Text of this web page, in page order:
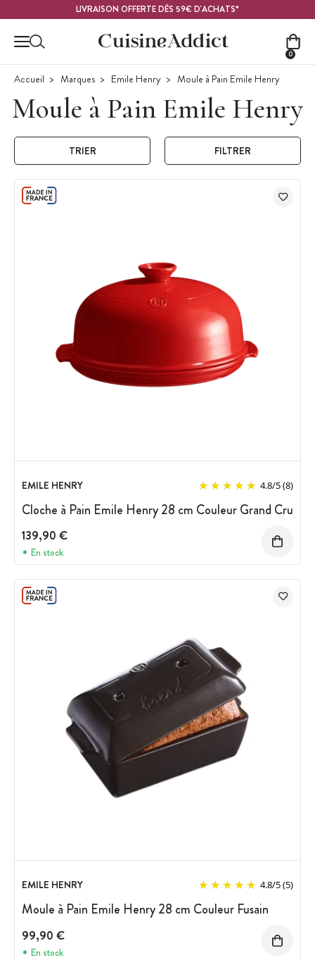
LIVRAISON OFFERTE DÈS 59€ D'ACHATS*
0
Accueil Marques Emile Henry Moule à Pain Emile Henry
Moule à Pain Emile Henry
TRIER FILTRER
EMILE HENRY 4.8/5(8)
Cloche à Pain Emile Henry 28 cm Couleur Grand Cru
139,90 €
En stock
EMILE HENRY 4.8/5(5)
Moule à Pain Emile Henry 28 cm Couleur Fusain
99,90 €
En stock